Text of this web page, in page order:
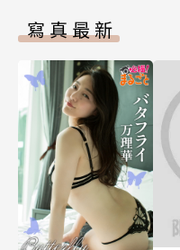
寫真最新